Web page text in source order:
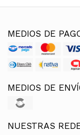
MEDIOS DE
MEDIOS DE
NUESTRAS